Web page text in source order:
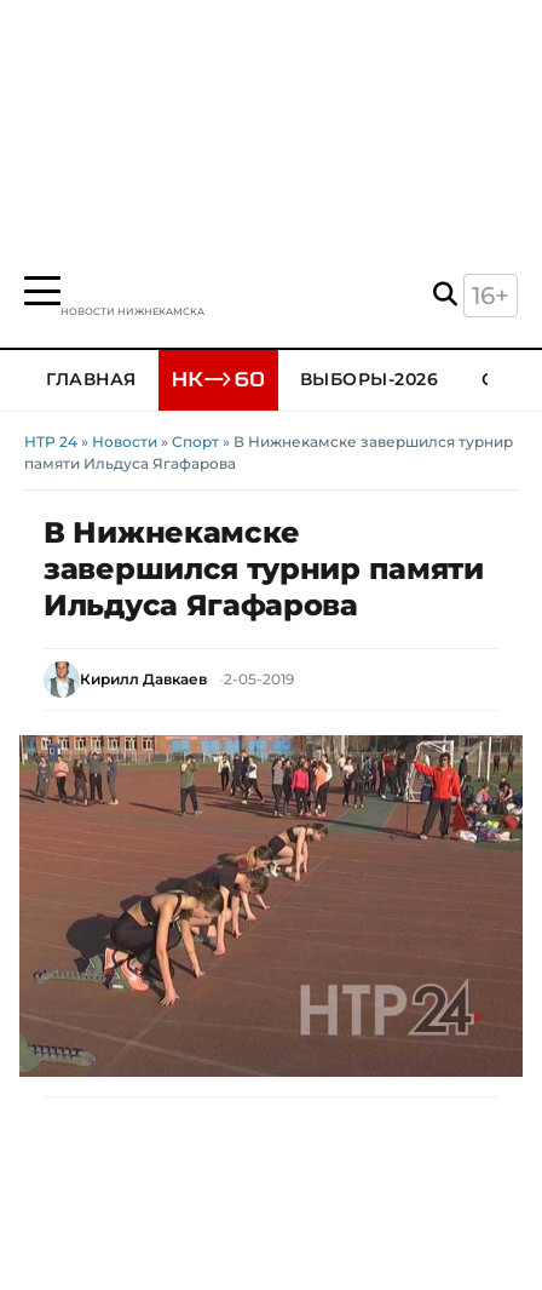
НОВОСТИ НИЖНЕКАМСКА
16+
ГЛАВНАЯ ВЫБОРЫ-2026
НТР 24 » Новости » Спорт » В Нижнекамске завершился турнир
памяти Ильдуса Ягафарова
В Нижнекамске
завершился турнир памяти
Ильдуса Ягафарова
Кирилл Давкаев 2-05-2019